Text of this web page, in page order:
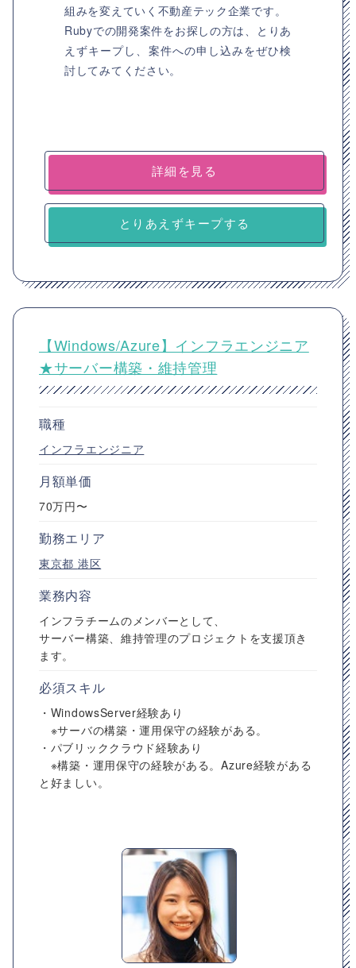
組みを変えていく不動産テック企業です。
Rubyでの開発案件をお探しの方は、とりあ
えずキープし、案件への申し込みをぜひ検
討してみてください。
詳細を見る
とりあえずキープする
【Windows/Azure】インフラエンジニア
★サーバー構築・維持管理
職種
インフラエンジニア
月額単価
70万円〜
勤務エリア
東京都 港区
業務内容
インフラチームのメンバーとして、
サーバー構築、維持管理のプロジェクトを支援頂き
ます。
必須スキル
・WindowsServer経験あり
※サーバの構築・運用保守の経験がある。
・パブリッククラウド経験あり
※構築・運用保守の経験がある。Azure経験がある
と好ましい。